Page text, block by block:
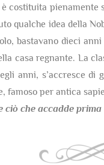
costituita
qualche idea della
bastavano dieci
casa regnante. La
anni, s’accresce
famoso per antica
ciò che accadde prima